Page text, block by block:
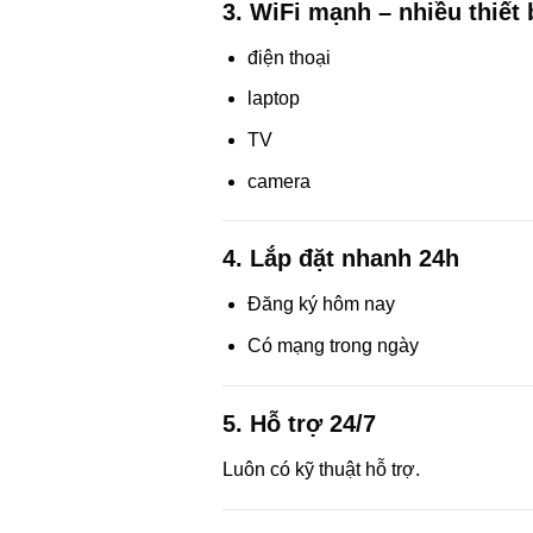
3. WiFi mạnh – nhiều thiết
điện thoại
laptop
TV
camera
4. Lắp đặt nhanh 24h
Đăng ký hôm nay
Có mạng trong ngày
5. Hỗ trợ 24/7
Luôn có kỹ thuật hỗ trợ.